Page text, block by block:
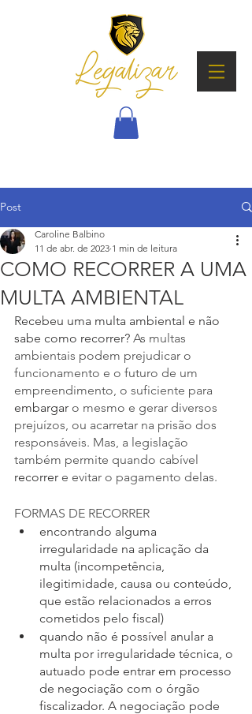
Post
COMO RECORRER A UMA
MULTA AMBIENTAL
Caroline Balbino
11 de abr. de 2023 1 min de leitura
Recebeu uma multa ambiental e não
sabe como recorrer? As multas
ambientais podem prejudicar o
funcionamento e o futuro de um
empreendimento, o suficiente para
embargar o mesmo e gerar diversos
prejuízos, ou acarretar na prisão dos
responsáveis. Mas, a legislação
também permite quando cabível
recorrer e evitar o pagamento delas.
FORMAS DE RECORRER
encontrando alguma
irregularidade na aplicação da
multa (incompetência,
ilegitimidade, causa ou conteúdo,
que estão relacionados a erros
cometidos pelo fiscal)
quando não é possível anular a
multa por irregularidade técnica, o
autuado pode entrar em processo
de negociação com o órgão
fiscalizador. A negociação pode